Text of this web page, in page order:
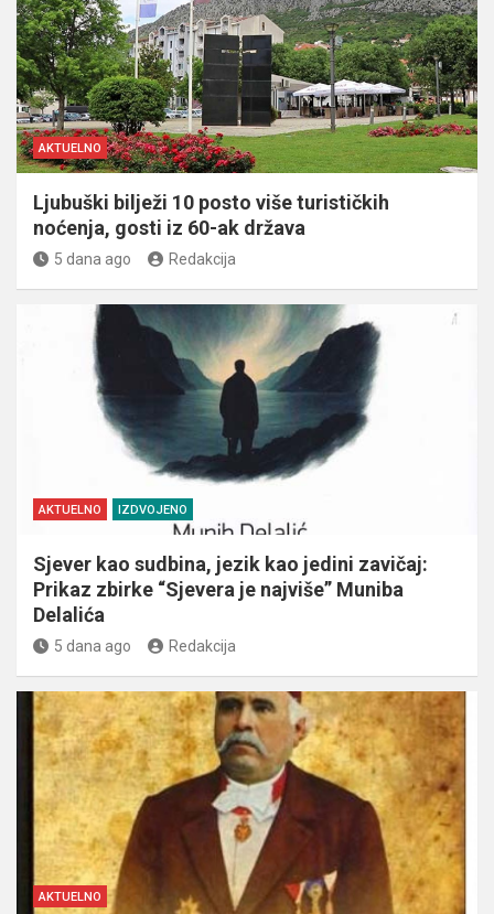
AKTUELNO
Ljubuški bilježi 10 posto više turističkih
noćenja, gosti iz 60-ak država
5 dana ago Redakcija
AKTUELNO IZDVOJENO
Sjever kao sudbina, jezik kao jedini zavičaj:
Prikaz zbirke “Sjevera je najviše” Muniba
Delalića
5 dana ago Redakcija
AKTUELNO